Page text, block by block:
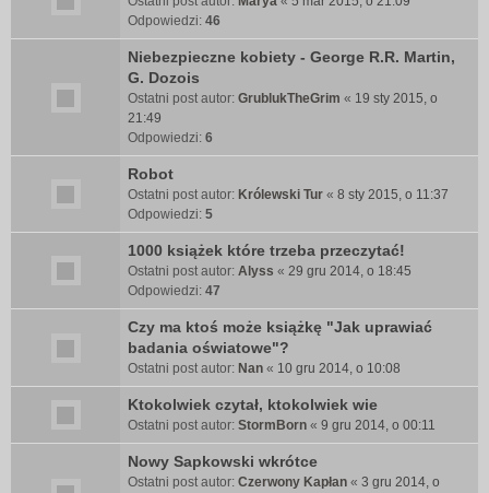
Odpowiedzi: 46
Niebezpieczne kobiety - George R.R. Martin,
G. Dozois
Ostatni post autor: GrublukTheGrim « 19 sty 2015, o
21:49
Odpowiedzi: 6
Robot
Ostatni post autor: Królewski Tur « 8 sty 2015, o 11:37
Odpowiedzi: 5
1000 książek które trzeba przeczytać!
Ostatni post autor: Alyss « 29 gru 2014, o 18:45
Odpowiedzi: 47
Czy ma ktoś może książkę "Jak uprawiać
badania oświatowe"?
Ostatni post autor: Nan « 10 gru 2014, o 10:08
Ktokolwiek czytał, ktokolwiek wie
Ostatni post autor: StormBorn « 9 gru 2014, o 00:11
Nowy Sapkowski wkrótce
Ostatni post autor: Czerwony Kapłan « 3 gru 2014, o